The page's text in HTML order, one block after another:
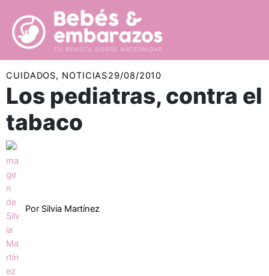
contenido
CUIDADOS, NOTICIAS29/08/2010
Los pediatras, contra el
tabaco
Por Silvia Martínez